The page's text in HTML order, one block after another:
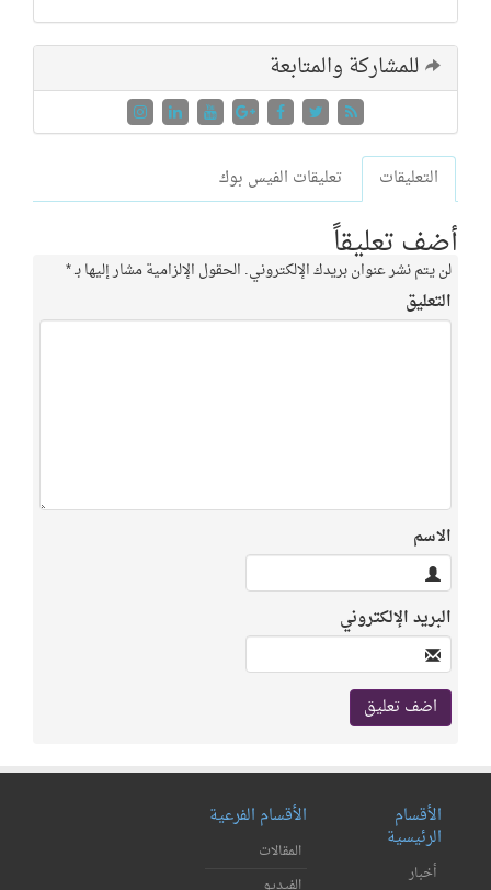
للمشاركة والمتابعة
التعليقات تعليقات الفيس بوك
أضف تعليقاً
لن يتم نشر عنوان بريدك الإلكتروني. الحقول الإلزامية مشار إليها بـ*
التعليق
الاسم
البريد الإلكتروني
الأقسام
الرئيسية
أخبار
الأقسام الفرعية
المقالات